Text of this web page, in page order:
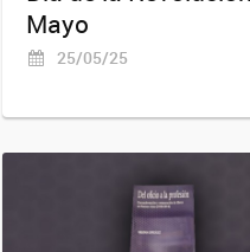
Mayo
25/05/25